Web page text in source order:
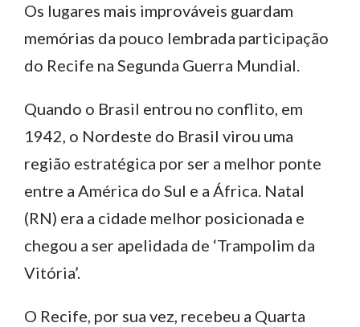
Os lugares mais improváveis guardam
memórias da pouco lembrada participação
do Recife na Segunda Guerra Mundial.
Quando o Brasil entrou no conflito, em
1942, o Nordeste do Brasil virou uma
região estratégica por ser a melhor ponte
entre a América do Sul e a África. Natal
(RN) era a cidade melhor posicionada e
chegou a ser apelidada de ‘Trampolim da
Vitória’.
O Recife, por sua vez, recebeu a Quarta